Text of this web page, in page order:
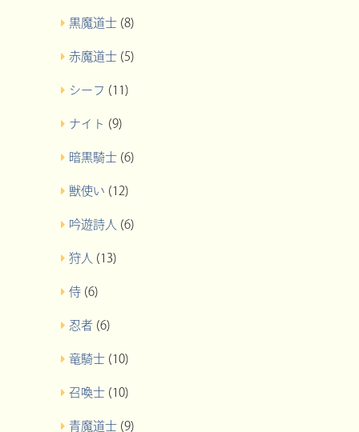
黒魔道士 (8)
赤魔道士 (5)
シーフ (11)
ナイト (9)
暗黒騎士 (6)
獣使い (12)
吟遊詩人 (6)
狩人 (13)
侍 (6)
忍者 (6)
竜騎士 (10)
召喚士 (10)
青魔道士 (9)